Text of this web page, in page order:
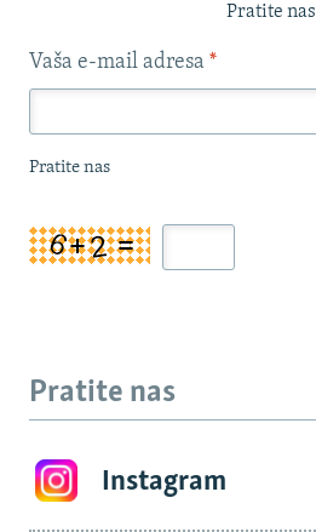
Pratite nas
Vaša e-mail adresa *
Pratite nas
Pratite nas
Instagram